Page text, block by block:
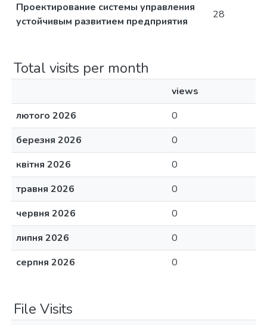
Проектирование системы управления
устойчивым развитием предприятия
28
Total visits per month
views
лютого 2026
0
березня 2026
0
квітня 2026
0
травня 2026
0
червня 2026
0
липня 2026
0
серпня 2026
0
File Visits